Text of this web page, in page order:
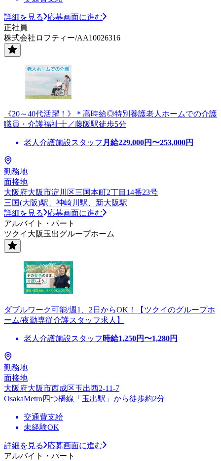
詳細を見る
応募画面に進む
正社員
株式会社ロフティー/AA10026316
《20～40代活躍！》＊高時給◎特別養護老人ホームでの介護
職員・介護福祉士／藤阪駅徒歩5分
老人介護施設スタッフ 月給229,000円〜253,000円
勤務地
面接地
大阪府大阪市淀川区三国本町2丁目14番23号
三国(大阪)駅、神崎川駅、新大阪駅
詳細を見る
応募画面に進む
アルバイト・パート
ツクイ大阪玉出グループホーム
ダブルワーク可能/週1、2日からOK！【ツクイのグループホ
ーム/夜勤専従介護スタッフ求人】
老人介護施設スタッフ 時給1,250円〜1,280円
勤務地
面接地
大阪府大阪市西成区玉出西2-11-7
OsakaMetro四つ橋線「玉出駅」から徒歩約2分
交通費支給
未経験OK
詳細を見る
応募画面に進む
アルバイト・パート